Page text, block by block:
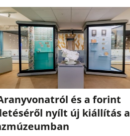
és a forint
nyílt új kiállítás a